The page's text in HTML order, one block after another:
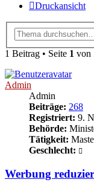
Druckansicht
1 Beitrag • Seite 1 von
Admin
Admin
Beiträge: 268
Registriert: 9.
Behörde:
Tätigkeit:
Geschlecht:
Werbung